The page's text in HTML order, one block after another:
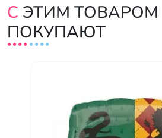
С ЭТИМ ТОВАРОМ
ПОКУПАЮТ